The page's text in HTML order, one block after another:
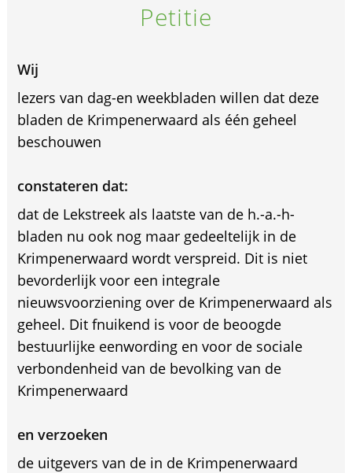
Petitie
Wij
lezers van dag-en weekbladen willen dat deze
bladen de Krimpenerwaard als één geheel
beschouwen
constateren dat:
dat de Lekstreek als laatste van de h.-a.-h-
bladen nu ook nog maar gedeeltelijk in de
Krimpenerwaard wordt verspreid. Dit is niet
bevorderlijk voor een integrale
nieuwsvoorziening over de Krimpenerwaard als
geheel. Dit fnuikend is voor de beoogde
bestuurlijke eenwording en voor de sociale
verbondenheid van de bevolking van de
Krimpenerwaard
en verzoeken
de uitgevers van de in de Krimpenerwaard